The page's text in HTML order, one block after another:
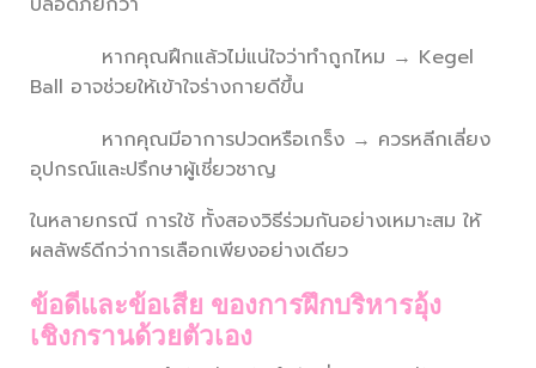
หากคุณฝึกแล้วไม่แน่ใจว่าทำถูกไหม → Kegel
Ball อาจช่วยให้เข้าใจร่างกายดีขึ้น
หากคุณมีอาการปวดหรือเกร็ง → ควรหลีกเลี่ยง
อุปกรณ์และปรึกษาผู้เชี่ยวชาญ
ในหลายกรณี การใช้ ทั้งสองวิธีร่วมกันอย่างเหมาะสม ให้
ผลลัพธ์ดีกว่าการเลือกเพียงอย่างเดียว
ข้อดีและข้อเสีย ของการฝึกบริหารอุ้ง
เชิงกรานด้วยตัวเอง